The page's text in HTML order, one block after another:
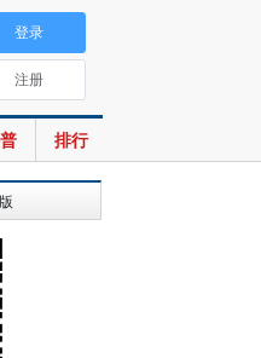
排行
登录
注册